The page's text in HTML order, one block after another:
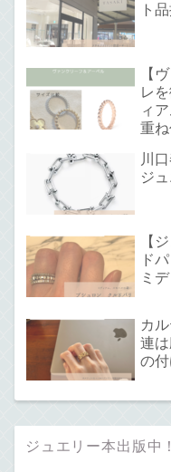
ト
【
レ
ィ
重ね
川
ジ
【
ド
ミ
カ
連
の付
ジュエリー本出版中